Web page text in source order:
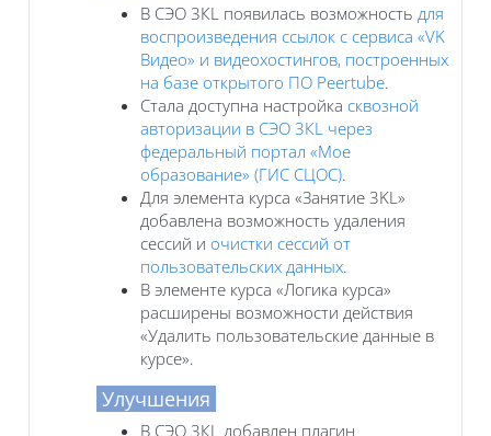
В СЭО 3КL появилась возможность для
воспроизведения ссылок с сервиса «VK
Видео» и видеохостингов, построенных
на базе открытого ПО Peertube.
Стала доступна настройка сквозной
авторизации в СЭО 3КL через
федеральный портал «Мое
образование» (ГИС СЦОС).
Для элемента курса «Занятие 3KL»
добавлена возможность удаления
сессий и очистки сессий от
пользовательских данных.
В элементе курса «Логика курса»
расширены возможности действия
«Удалить пользовательские данные в
курсе».
Улучшения
В СЭО 3КL добавлен плагин